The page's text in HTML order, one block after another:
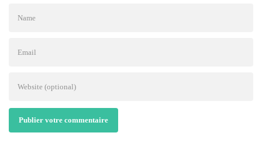
Publier votre commentaire